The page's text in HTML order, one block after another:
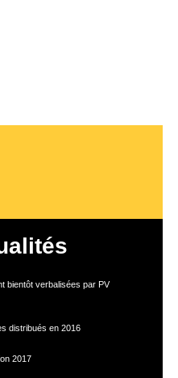
bientôt verbalisées par PV
distribués en 2016
2017